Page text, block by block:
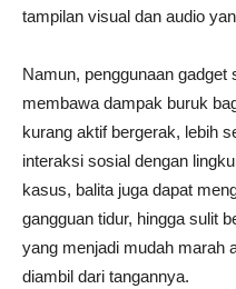
tampilan visual dan audio
Namun, penggunaan gadget
membawa dampak buruk
kurang aktif bergerak, lebih
interaksi sosial dengan
kasus, balita juga dapat
gangguan tidur, hingga sulit
yang menjadi mudah marah
diambil dari tangannya.